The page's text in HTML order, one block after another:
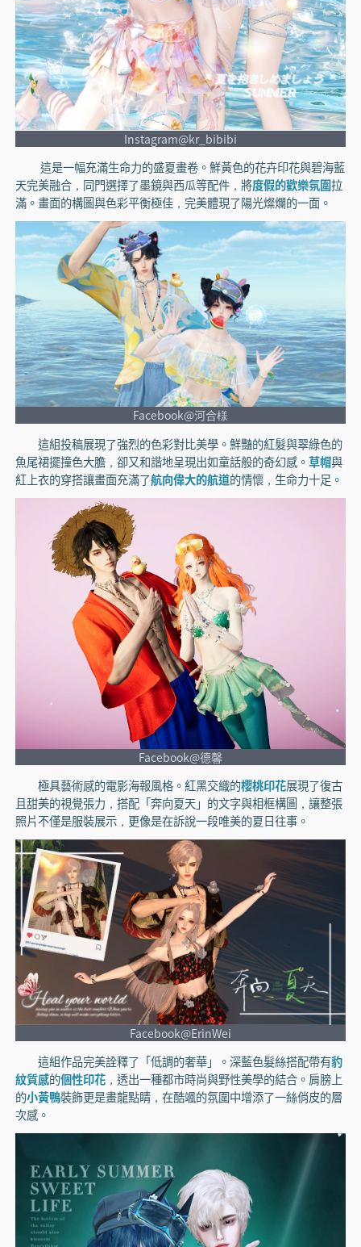
Instagram@kr_bibibi
這是一幅充滿生命力的盛夏畫卷。鮮黃色的花卉印花與碧海藍
天完美融合，同門選擇了墨鏡與西瓜等配件，將度假的歡樂氛圍拉
滿。畫面的構圖與色彩平衡極佳，完美體現了陽光燦爛的一面。
Facebook@河合様
這組投稿展現了強烈的色彩對比美學。鮮豔的紅髮與翠綠色的
魚尾裙擺撞色大膽，卻又和諧地呈現出如童話般的奇幻感。草帽與
紅上衣的穿搭讓畫面充滿了航向偉大的航道的情懷，生命力十足。
Facebook@德馨
極具藝術感的電影海報風格。紅黑交織的櫻桃印花展現了復古
且甜美的視覺張力，搭配「奔向夏天」的文字與相框構圖，讓整張
照片不僅是服裝展示，更像是在訴說一段唯美的夏日往事。
Facebook@ErinWei
這組作品完美詮釋了「低調的奢華」。深藍色髮絲搭配帶有豹
紋質感的個性印花，透出一種都市時尚與野性美學的結合。肩膀上
的小黃鴨裝飾更是畫龍點睛，在酷颯的氛圍中增添了一絲俏皮的層
次感。